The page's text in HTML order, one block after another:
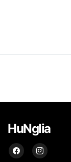
HuNglia